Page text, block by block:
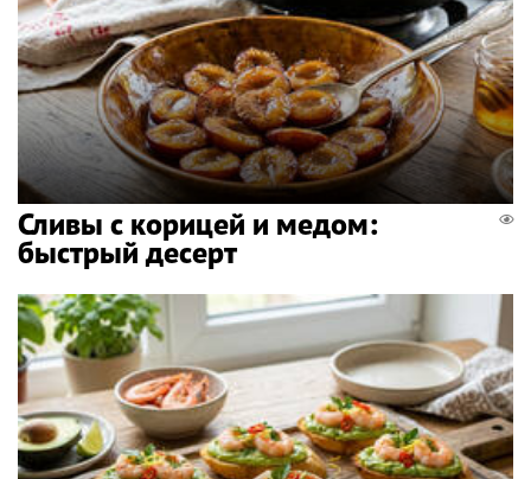
Сливы с корицей и медом:
быстрый десерт